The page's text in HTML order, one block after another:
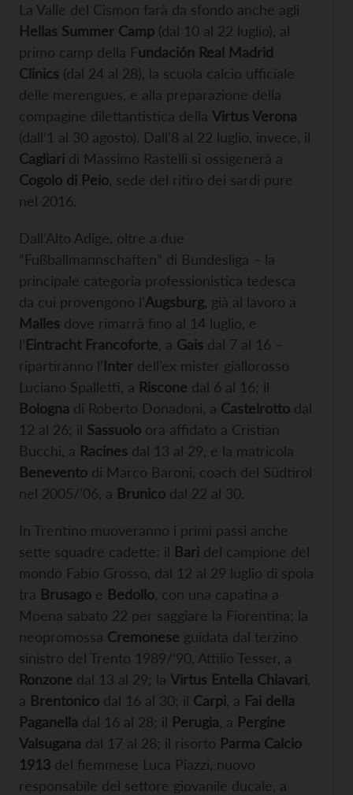
La Valle del Cismon farà da sfondo anche agli
Hellas Summer Camp (dal 10 al 22 luglio), al
primo camp della Fundación Real Madrid
Clinics (dal 24 al 28), la scuola calcio ufficiale
delle merengues, e alla preparazione della
compagine dilettantistica della Virtus Verona
(dall’1 al 30 agosto). Dall’8 al 22 luglio, invece, il
Cagliari di Massimo Rastelli si ossigenerà a
Cogolo di Peio , sede del ritiro dei sardi pure
nel 2016.
Dall’Alto Adige, oltre a due
“Fußballmannschaften” di Bundesliga – la
principale categoria professionistica tedesca
da cui provengono l’Augsburg , già al lavoro a
Malles dove rimarrà fino al 14 luglio, e
l’Eintracht Francoforte , a Gais dal 7 al 16 –
ripartiranno l’Inter dell’ex mister giallorosso
Luciano Spalletti, a Riscone dal 6 al 16; il
Bologna di Roberto Donadoni, a Castelrotto dal
12 al 26; il Sassuolo ora affidato a Cristian
Bucchi, a Racines dal 13 al 29, e la matricola
Benevento di Marco Baroni, coach del Südtirol
nel 2005/’06, a Brunico dal 22 al 30.
In Trentino muoveranno i primi passi anche
sette squadre cadette: il Bari del campione del
mondo Fabio Grosso, dal 12 al 29 luglio di spola
tra Brusago e Bedollo , con una capatina a
Moena sabato 22 per saggiare la Fiorentina; la
neopromossa Cremonese guidata dal terzino
sinistro del Trento 1989/’90, Attilio Tesser, a
Ronzone dal 13 al 29; la Virtus Entella Chiavari
a Brentonico dal 16 al 30; il Carpi , a Fai della
Paganella dal 16 al 28; il Perugia , a Pergine
Valsugana dal 17 al 28; il risorto Parma Calcio
1913 del fiemmese Luca Piazzi, nuovo
responsabile del settore giovanile ducale, a